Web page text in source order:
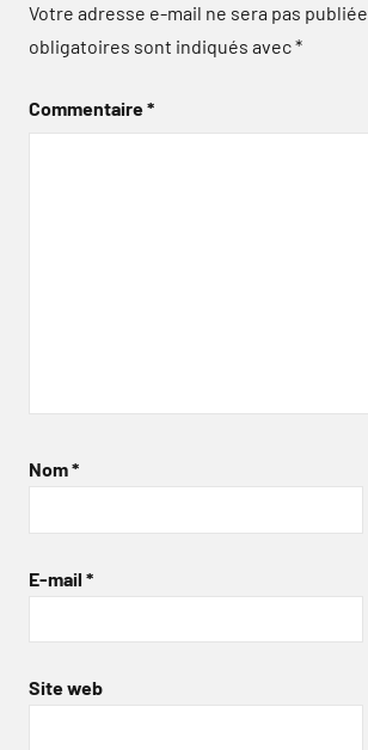
Votre adresse e-mail ne sera pas publiée.
obligatoires sont indiqués avec*
Commentaire*
Nom*
E-mail *
Site web